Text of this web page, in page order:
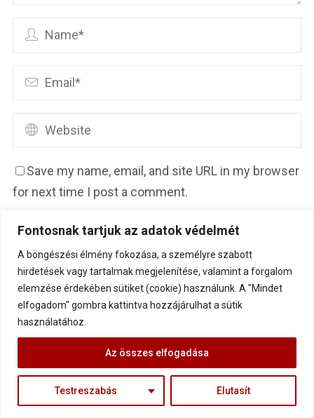
Fontosnak tartjuk az adatok védelmét
A böngészési élmény fokozása, a személyre szabott
hirdetések vagy tartalmak megjelenítése, valamint a forgalom
elemzése érdekében sütiket (cookie) használunk. A "Mindet
elfogadom" gombra kattintva hozzájárulhat a sütik
használatához.
Testreszabás Elutasít
Az összes elfogadása
Save my name, email, and site URL in my browser
for next time I post a comment.
A hírlevél a legbiztosabbmódja, hogy azelsők között
értesülj az írásaimról, az előadásaimról, a